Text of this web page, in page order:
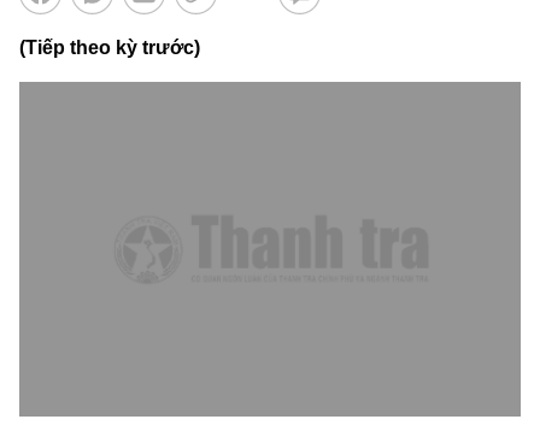
(Tiếp theo kỳ trước)